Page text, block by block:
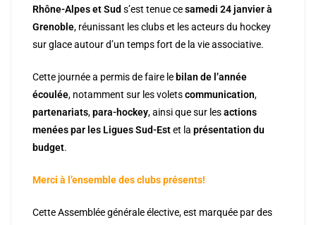
Rhône-Alpes et Sud s’est tenue cesamedi 24 janvier à
Grenoble, réunissant les clubs et les acteurs du hockey
sur glace autour d’un temps fort de la vie associative.
Cette journée a permis de faire le bilan de l’année
écoulée, notamment sur les voletscommunication,
partenariats,para-hockey, ainsi que sur lesactions
menées par les Ligues Sud-Estet la présentation du
budget.
Merci à l’ensemble des clubs présents!
Cette Assemblée générale élective, est marquée par des